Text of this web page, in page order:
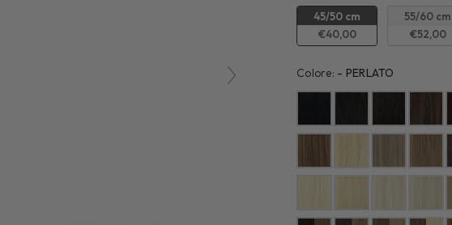
45/50 cm
€40,00
55/60 cm
€52,00
Colore: - PERLATO